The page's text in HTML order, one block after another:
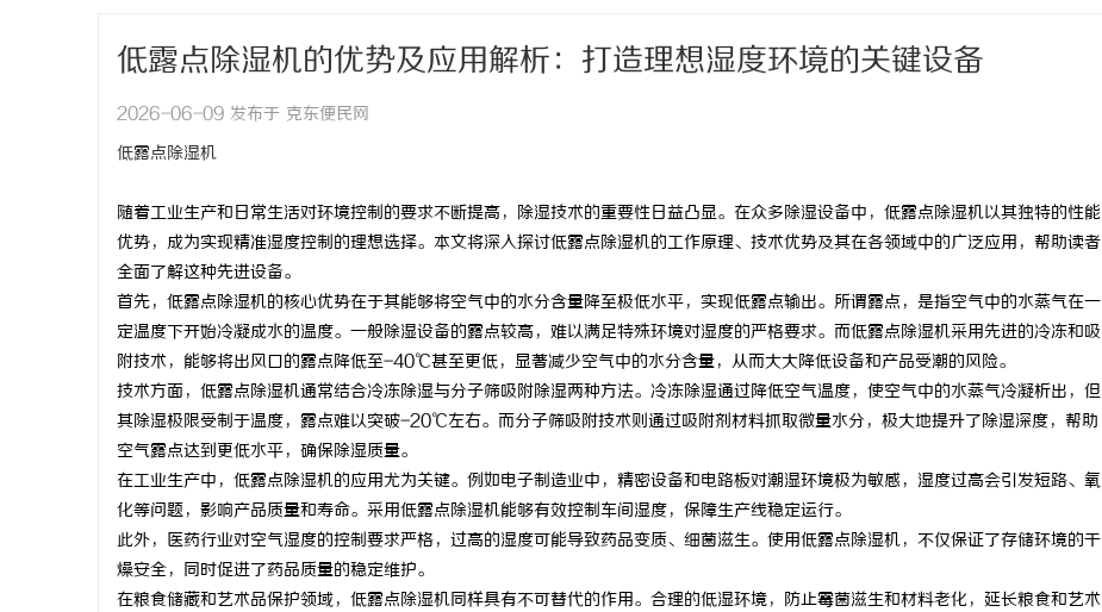
低露点除湿机的优势及应用解析：打造理想湿度环境的关键设备
2026-06-09 发布于 克东便民网
低露点除湿机
随着工业生产和日常生活对环境控制的要求不断提高，除湿技术的重要性日益凸显。在众多除湿设备中，低露点除湿机以其独特的性能
优势，成为实现精准湿度控制的理想选择。本文将深入探讨低露点除湿机的工作原理、技术优势及其在各领域中的广泛应用，帮助读者
全面了解这种先进设备。
首先，低露点除湿机的核心优势在于其能够将空气中的水分含量降至极低水平，实现低露点输出。所谓露点，是指空气中的水蒸气在一
定温度下开始冷凝成水的温度。一般除湿设备的露点较高，难以满足特殊环境对湿度的严格要求。而低露点除湿机采用先进的冷冻和吸
附技术，能够将出风口的露点降低至-40℃甚至更低，显著减少空气中的水分含量，从而大大降低设备和产品受潮的风险。
技术方面，低露点除湿机通常结合冷冻除湿与分子筛吸附除湿两种方法。冷冻除湿通过降低空气温度，使空气中的水蒸气冷凝析出，但
其除湿极限受制于温度，露点难以突破-20℃左右。而分子筛吸附技术则通过吸附剂材料抓取微量水分，极大地提升了除湿深度，帮助
空气露点达到更低水平，确保除湿质量。
在工业生产中，低露点除湿机的应用尤为关键。例如电子制造业中，精密设备和电路板对潮湿环境极为敏感，湿度过高会引发短路、氧
化等问题，影响产品质量和寿命。采用低露点除湿机能够有效控制车间湿度，保障生产线稳定运行。
此外，医药行业对空气湿度的控制要求严格，过高的湿度可能导致药品变质、细菌滋生。使用低露点除湿机，不仅保证了存储环境的干
燥安全，同时促进了药品质量的稳定维护。
在粮食储藏和艺术品保护领域，低露点除湿机同样具有不可替代的作用。合理的低湿环境，防止霉菌滋生和材料老化，延长粮食和艺术